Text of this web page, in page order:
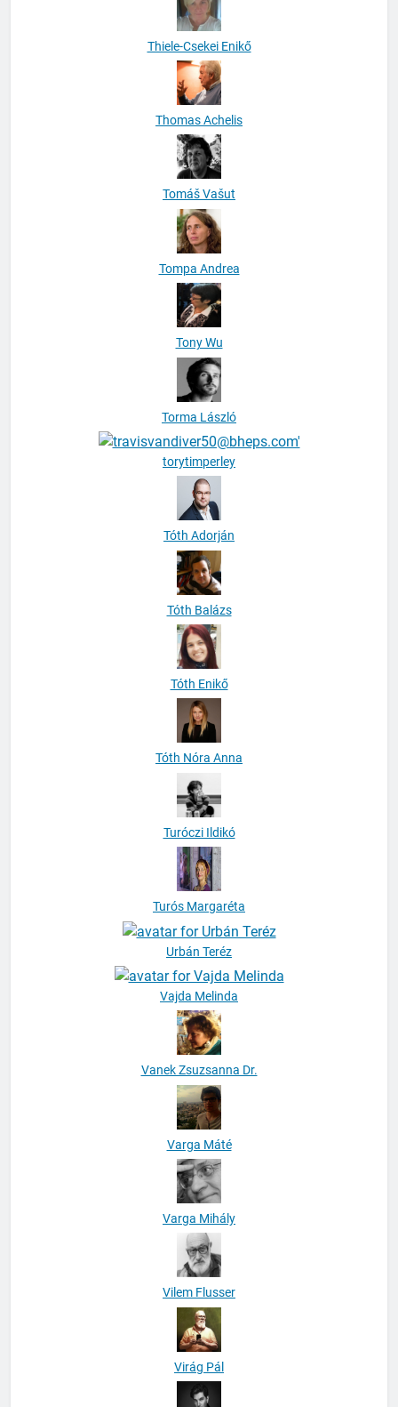
Thiele-Csekei Enikő
Thomas Achelis
Tomáš Vašut
Tompa Andrea
Tony Wu
Torma László
torytimperley
Tóth Adorján
Tóth Balázs
Tóth Enikő
Tóth Nóra Anna
Turóczi Ildikó
Turós Margaréta
Urbán Teréz
Vajda Melinda
Vanek Zsuzsanna Dr.
Varga Máté
Varga Mihály
Vilem Flusser
Virág Pál